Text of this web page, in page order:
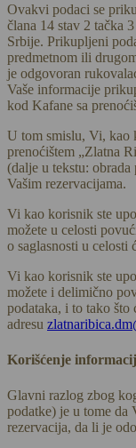
Ovakvi podaci se
člana 14 stav 2 tačka
Srbije. Prikupljeni
predmetnom ili
je odgovoran
Vaše informacije
kod Kafane sa
U tom smislu, Vi, kao
prenoćištem „Zlatna
(dalje u tekstu:
Vašim rezervacijama.
Vi kao korisnik ste
možete u celosti
o saglasnosti u celosti
Vi kao korisnik ste
možete i delimično
podataka, i to tako što
adresu
Korišćenje
Glavni razlog zbog
podatke) je u tome da
rezervacija, da li je